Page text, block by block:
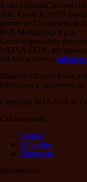
Il sito
delle Risaie 3, 20079
partner de La Gazzetta
RCS Mediagroup S.p.a..
Unico responsabile dei
MEDIA SRLS; per ogni
del Sito scrivere a
Milanisti Channel è una
formazioni e
Copyright 2021-2026 ©
Calciomercato
Scenari
Ufficialità
Ultima ora
Informazioni